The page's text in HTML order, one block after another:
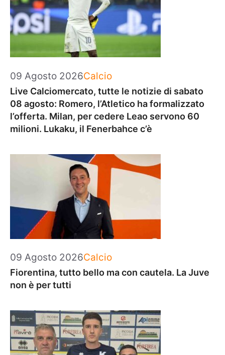
09 Agosto 2026Categorie
Calcio
Live Calciomercato, tutte le notizie di sabato
08 agosto: Romero, l’Atletico ha formalizzato
l’offerta. Milan, per cedere Leao servono 60
milioni. Lukaku, il Fenerbahce c’è
09 Agosto 2026Categorie
Calcio
Fiorentina, tutto bello ma con cautela. La Juve
non è per tutti